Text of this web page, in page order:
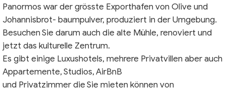
Panormos war der grösste Exporthafen von Olive und
Johannisbrot- baumpulver, produziert in der Umgebung.
Besuchen Sie darum auch die alte Mühle, renoviert und
jetzt das kulturelle Zentrum.
Es gibt einige Luxushotels, mehrere Privatvillen aber auch
Appartemente, Studios, AirBnB
und Privatzimmer die Sie mieten können von